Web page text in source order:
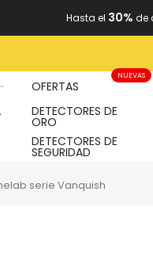
Hasta el 30% de
OFERTAS
NUEVAS
DETECTORES DE
ORO
DETECTORES DE
SEGURIDAD
serie Vanquish